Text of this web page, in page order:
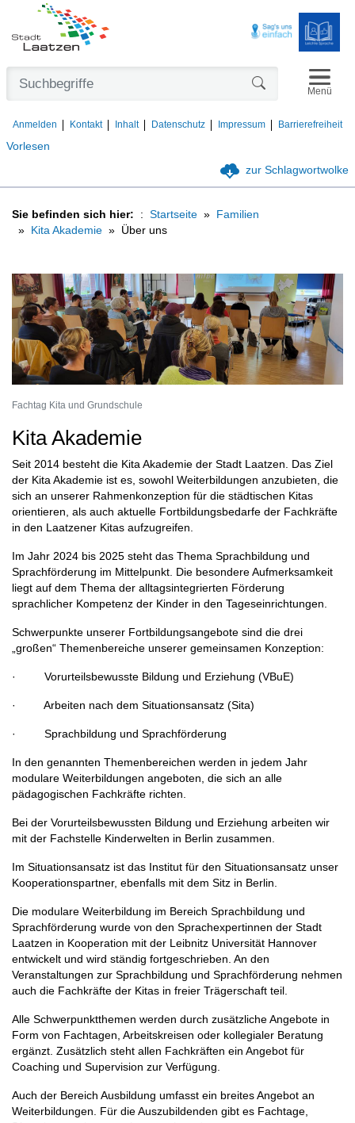
Vorlesen
Anmelden Kontakt Inhalt Datenschutz Impressum Barrierefreiheit
Menü
zur Schlagwortwolke
Sie befinden sich hier: Startseite
Familien
Kita Akademie
Über uns
Fachtag Kita und Grundschule
Kita Akademie
Seit 2014 besteht die Kita Akademie der Stadt Laatzen. Das Ziel
der Kita Akademie ist es, sowohl Weiterbildungen anzubieten, die
sich an unserer Rahmenkonzeption für die städtischen Kitas
orientieren, als auch aktuelle Fortbildungsbedarfe der Fachkräfte
in den Laatzener Kitas aufzugreifen.
Im Jahr 2024 bis 2025 steht das Thema Sprachbildung und
Sprachförderung im Mittelpunkt. Die besondere Aufmerksamkeit
liegt auf dem Thema der alltagsintegrierten Förderung
sprachlicher Kompetenz der Kinder in den Tageseinrichtungen.
Schwerpunkte unserer Fortbildungsangebote sind die drei
„großen“ Themenbereiche unserer gemeinsamen Konzeption:
· Vorurteilsbewusste Bildung und Erziehung (VBuE)
· Arbeiten nach dem Situationsansatz (Sita)
· Sprachbildung und Sprachförderung
In den genannten Themenbereichen werden in jedem Jahr
modulare Weiterbildungen angeboten, die sich an alle
pädagogischen Fachkräfte richten.
Bei der Vorurteilsbewussten Bildung und Erziehung arbeiten wir
mit der Fachstelle Kinderwelten in Berlin zusammen.
Im Situationsansatz ist das Institut für den Situationsansatz unser
Kooperationspartner, ebenfalls mit dem Sitz in Berlin.
Die modulare Weiterbildung im Bereich Sprachbildung und
Sprachförderung wurde von den Sprachexpertinnen der Stadt
Laatzen in Kooperation mit der Leibnitz Universität Hannover
entwickelt und wird ständig fortgeschrieben. An den
Veranstaltungen zur Sprachbildung und Sprachförderung nehmen
auch die Fachkräfte der Kitas in freier Trägerschaft teil.
Alle Schwerpunktthemen werden durch zusätzliche Angebote in
Form von Fachtagen, Arbeitskreisen oder kollegialer Beratung
ergänzt. Zusätzlich steht allen Fachkräften ein Angebot für
Coaching und Supervision zur Verfügung.
Auch der Bereich Ausbildung umfasst ein breites Angebot an
Weiterbildungen. Für die Auszubildenden gibt es Fachtage,